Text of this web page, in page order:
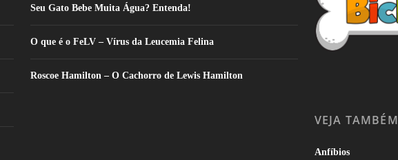
Seu Gato Bebe Muita Água? Entenda!
O que é o FeLV – Vírus da Leucemia Felina
Roscoe Hamilton – O Cachorro de Lewis Hamilton
VEJA TAMBÉM
Anfíbios